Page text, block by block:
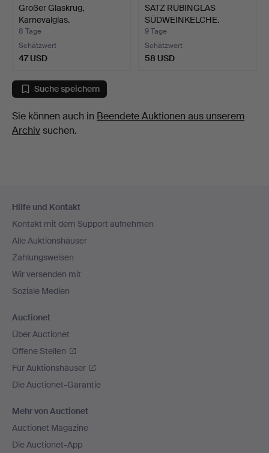
Großer Glaskrug,
Karnevalglas.
8 Tage
Schätzwert
47 USD
SATZ RUBINGLAS
SÜDWEINKELCHE.
9 Tage
Schätzwert
58 USD
Suche speichern
Sie können auch in Beendete Auktionen aus unserem
Archivsuchen.
Navigation
Hilfe und Kontakt
Kontakt mit dem Support aufnehmen
Alle Auktionshäuser
Zahlungsweisen
Wir versenden mit
Soziale Medien
Auctionet
Über Auctionet
Offene Stellen
Für Auktionshäuser
Die Auctionet-Garantie
Mehr von Auctionet
Auctionet Magazine
Die Auctionet-App